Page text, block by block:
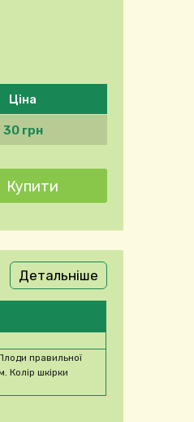
Ціна
30 грн
Детальніше
правильної
Колір шкірки